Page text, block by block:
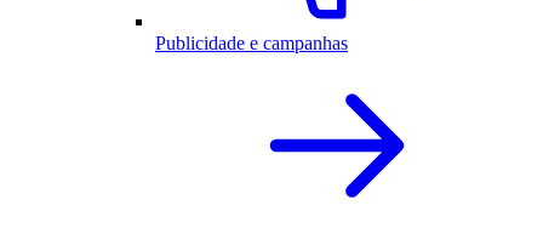
Publicidade e campanhas